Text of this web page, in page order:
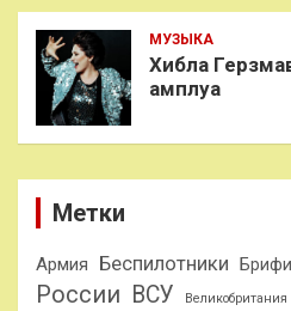
МУЗЫКА
Хибла
амплуа
Метки
Армия Беспилотники
России ВСУ Великобритания